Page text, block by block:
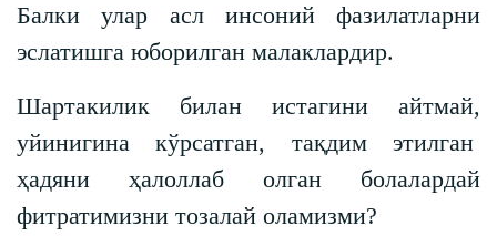
Балки улар асл инсоний фазилатларни
эслатишга юборилган малаклардир.
Шартакилик билан истагини айтмай,
уйинигина кўрсатган, тақдим этилган
ҳадяни ҳалоллаб олган болалардай
фитратимизни тозалай оламизми?